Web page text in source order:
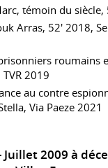
témoin du
Arras, 52' 2018,
roumains
2019
au contre
Via Paeze 2021
Juillet 2009 à